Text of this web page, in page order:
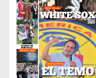
e
n
t